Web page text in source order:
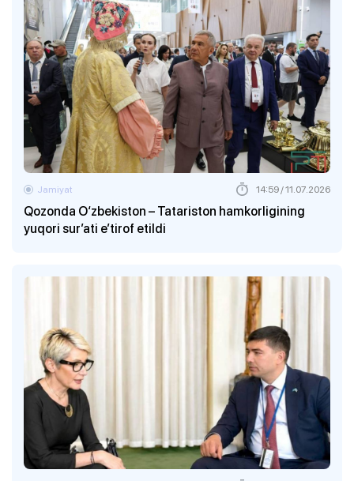
Qozonda O‘zbekiston – Tatariston hamkorligining
yuqori sur’ati e’tirof etildi
Jamiyat 14:59 / 11.07.2026